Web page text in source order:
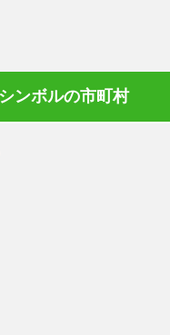
ンボルの市町村